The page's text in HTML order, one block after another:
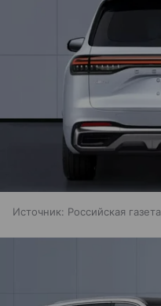
Источник: Российская газета